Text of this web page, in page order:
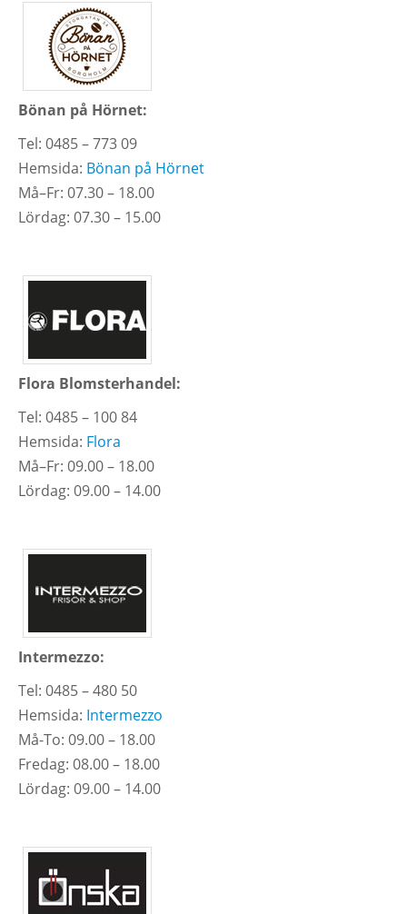
Bönan på Hörnet:
Tel: 0485 – 773 09
Hemsida: Bönan på Hörnet
Må–Fr: 07.30 – 18.00
Lördag: 07.30 – 15.00
Flora Blomsterhandel:
Tel: 0485 – 100 84
Hemsida: Flora
Må–Fr: 09.00 – 18.00
Lördag: 09.00 – 14.00
Intermezzo:
Tel: 0485 – 480 50
Hemsida: Intermezzo
Må-To: 09.00 – 18.00
Fredag: 08.00 – 18.00
Lördag: 09.00 – 14.00